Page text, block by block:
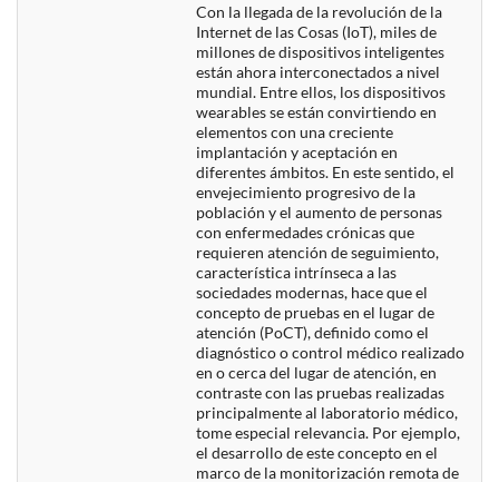
Con la llegada de la revolución de la
Internet de las Cosas (IoT), miles de
millones de dispositivos inteligentes
están ahora interconectados a nivel
mundial. Entre ellos, los dispositivos
wearables se están convirtiendo en
elementos con una creciente
implantación y aceptación en
diferentes ámbitos. En este sentido, el
envejecimiento progresivo de la
población y el aumento de personas
con enfermedades crónicas que
requieren atención de seguimiento,
característica intrínseca a las
sociedades modernas, hace que el
concepto de pruebas en el lugar de
atención (PoCT), definido como el
diagnóstico o control médico realizado
en o cerca del lugar de atención, en
contraste con las pruebas realizadas
principalmente al laboratorio médico,
tome especial relevancia. Por ejemplo,
el desarrollo de este concepto en el
marco de la monitorización remota de